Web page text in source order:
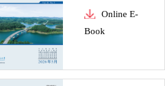
Online E-
Book